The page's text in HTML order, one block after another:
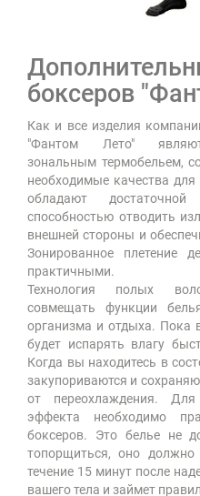
боксеров
Как и все изделия
"Фантом Лето"
зональным термобельем,
необходимые качества
обладают достаточной
способностью отводить
внешней стороны и
Зонированное плетение
практичными.
Технология полых
совмещать функции
организма и отдыха. Пока
будет испарять влагу
Когда вы находитесь в
закупориваются и
от переохлаждения. Для
эффекта необходимо
боксеров. Это белье не
топорщиться, оно должно
течение 15 минут после
вашего тела и займет